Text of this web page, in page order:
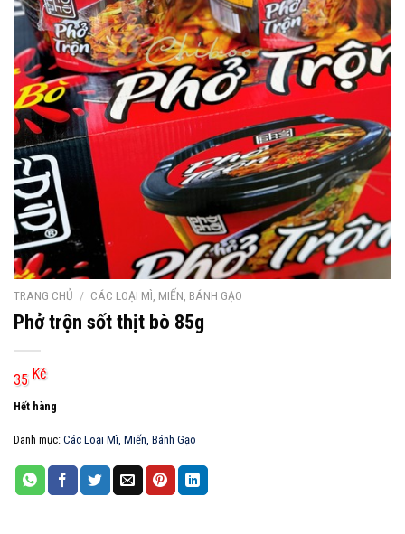
TRANG CHỦ / CÁC LOẠI MÌ, MIẾN, BÁNH GẠO
Phở trộn sốt thịt bò 85g
35 Kč
Hết hàng
Danh mục: Các Loại Mì, Miến, Bánh Gạo